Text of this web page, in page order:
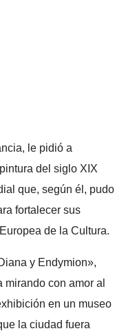
le pidió a
del siglo XIX
que, según él, pudo
fortalecer sus
de la Cultura.
y Endymion»,
con amor al
en un museo
la ciudad fuera